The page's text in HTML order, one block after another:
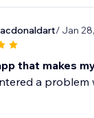
/ Jan
that makes
a problem